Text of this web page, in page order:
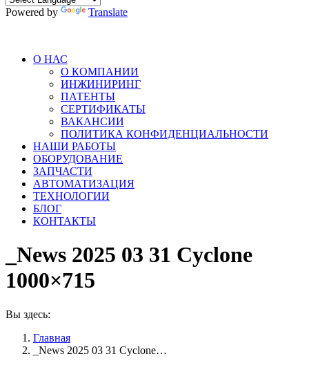
Powered by Translate
О НАС
О КОМПАНИИ
ИНЖИНИРИНГ
ПАТЕНТЫ
СЕРТИФИКАТЫ
ВАКАНСИИ
ПОЛИТИКА КОНФИДЕНЦИАЛЬНОСТИ
НАШИ РАБОТЫ
ОБОРУДОВАНИЕ
ЗАПЧАСТИ
АВТОМАТИЗАЦИЯ
ТЕХНОЛОГИИ
БЛОГ
КОНТАКТЫ
_News 2025 03 31 Cyclone
1000×715
Вы здесь:
Главная
_News 2025 03 31 Cyclone…